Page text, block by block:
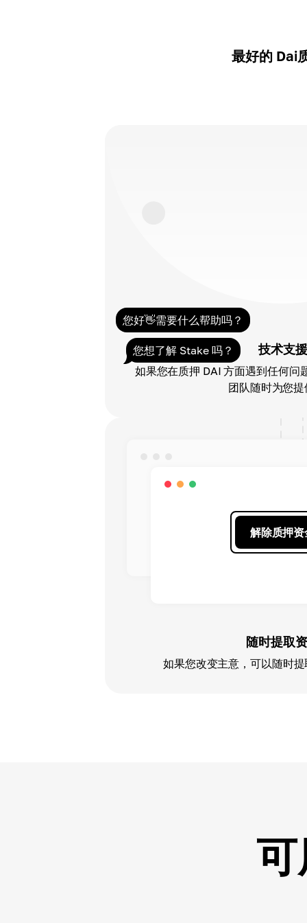
最好的 Dai
您好👋需要什么帮助吗？
您想了解 Stake 吗？ 技术支援
如果您在质押 DAI 方面遇到任何问
团队随时为您
解除质押资
随时提取
如果您改变主意，可以随时